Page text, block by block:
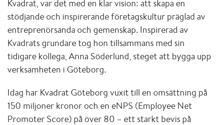
Kvadrat, var det med en klar vision: att skapa en
stödjande och inspirerande företagskultur präglad av
entreprenörsanda och gemenskap. Inspirerad av
Kvadrats grundare tog hon tillsammans med sin
tidigare kollega, Anna Söderlund, steget att bygga upp
verksamheten i Göteborg.
Idag har Kvadrat Göteborg vuxit till en omsättning på
150 miljoner kronor och en eNPS (Employee Net
Promoter Score) på över 80 – ett starkt bevis på